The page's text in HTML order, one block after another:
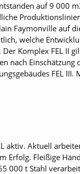
auf 9 000
Faymonville auf
welche
Komplex FEL II
nach
FEL
aktiv. Aktuell
Erfolg. Fleißige
000 t Stahl